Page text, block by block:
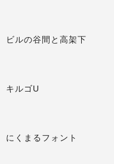
ビルの谷間と高架下
キルゴU
にくまるフォント